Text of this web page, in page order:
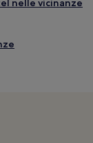
nelle vicinanze